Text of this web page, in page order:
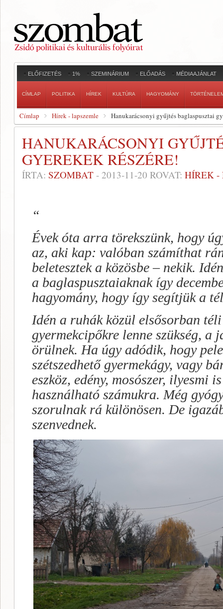
ELŐFIZETÉS 1% SZEMINÁRIUM ELŐADÁS MÉDIAAJÁNLAT
CÍMLAP POLITIKA HÍREK KULTÚRA HAGYOMÁNY
Címlap Hírek - lapszemle Hanukarácsonyi gyűjtés baglaspusztai
HANUKARÁCSONYI
GYEREKEK RÉSZÉRE!
ÍRTA: SZOMBAT - 2013-11-20 ROVAT: HÍREK -
Évek óta arra törekszünk, hogy
az, aki kap: valóban számíthat
beletesztek a közösbe – nekik.
a baglaspusztaiaknak így
hagyomány, hogy így segítjük a
Idén a ruhák közül elsősorban
gyermekcipőkre lenne szükség, a
örülnek. Ha úgy adódik, hogy
szétszedhető gyermekágy, vagy
eszköz, edény, mosószer, ilyesmi
használható számukra. Még
szorulnak rá különösen. De
szenvednek.